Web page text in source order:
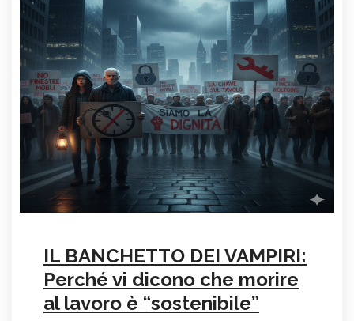
IL BANCHETTO DEI VAMPIRI:
Perché vi dicono che morire
al lavoro è “sostenibile”